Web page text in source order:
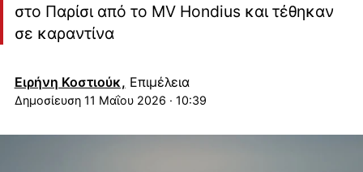
στο Παρίσι από το MV Hondius και τέθηκαν
σε καραντίνα
Ειρήνη Κοστιούκ, Επιμέλεια
11 Μαΐου 2026 · 10:39